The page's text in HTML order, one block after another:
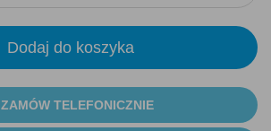
Dodaj do koszyka
ZAMÓW TELEFONICZNIE